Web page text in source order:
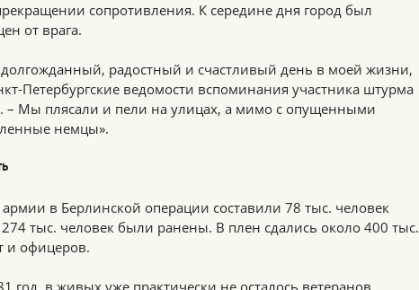
сопротивления. К середине дня город был
от врага.
радостный и счастливый день в моей жизни,
Петербургские ведомости вспоминания участника штурма
– Мы плясали и пели на улицах, а мимо с опущенными
немцы».
в Берлинской операции составили 78 тыс. человек
тыс. человек были ранены. В плен сдались около 400 тыс.
и офицеров.
год, в живых уже практически не осталось ветеранов,